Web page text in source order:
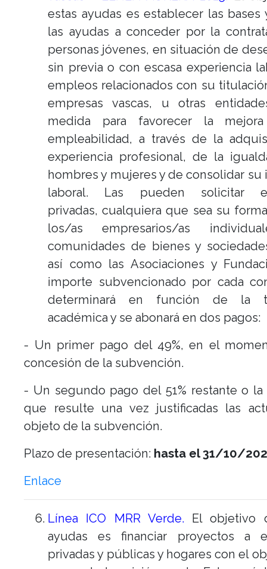
estas ayudas es establecer las bases
las ayudas a conceder por la
personas jóvenes, en situación de
sin previa o con escasa experiencia
empleos relacionados con su
empresas vascas, u otras
medida para favorecer la
empleabilidad, a través de la
experiencia profesional, de la
hombres y mujeres y de consolidar su
laboral. Las pueden solicitar
privadas, cualquiera que sea su
los/as empresarios/as
comunidades de bienes y
así como las Asociaciones y
importe subvencionado por cada
determinará en función de la
académica y se abonará en dos pagos:
- Un primer pago del 49%, en el
concesión de la subvención.
- Un segundo pago del 51% restante o la
que resulte una vez justificadas las
objeto de la subvención.
Plazo de presentación: hasta el31/10/
Enlace
Línea ICO MRR Verde.El objetivo
ayudas es financiar proyectos a
privadas y públicas y hogares con el